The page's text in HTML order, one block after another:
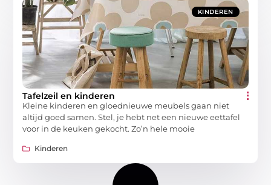
KINDEREN
Tafelzeil en kinderen
Kleine kinderen en gloednieuwe meubels gaan niet
altijd goed samen. Stel, je hebt net een nieuwe eettafel
voor in de keuken gekocht. Zo’n hele mooie
Kinderen